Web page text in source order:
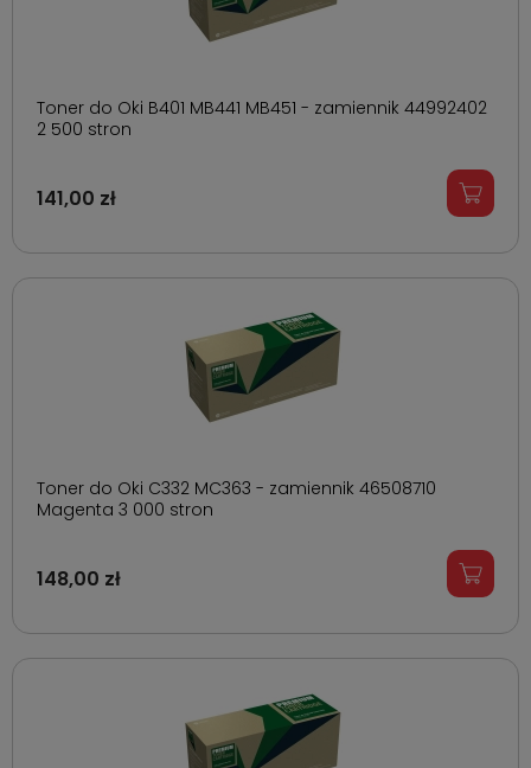
Toner do Oki B401 MB441 MB451 - zamiennik 44992402
2 500 stron
141,00 zł
Toner do Oki C332 MC363 - zamiennik 46508710
Magenta 3 000 stron
148,00 zł